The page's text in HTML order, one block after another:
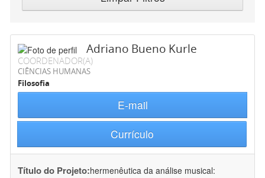
Adriano Bueno Kurle
COORDENADOR(A)
CIÊNCIAS HUMANAS
Filosofia
E-mail
Currículo
Título do Projeto:hermenêutica da análise musical: